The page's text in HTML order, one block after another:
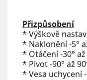
Přizpůsobení
* Výškově
* Naklonění -5°
* Otáčení -30° až
* Pivot -90° až
* Vesa uchycení